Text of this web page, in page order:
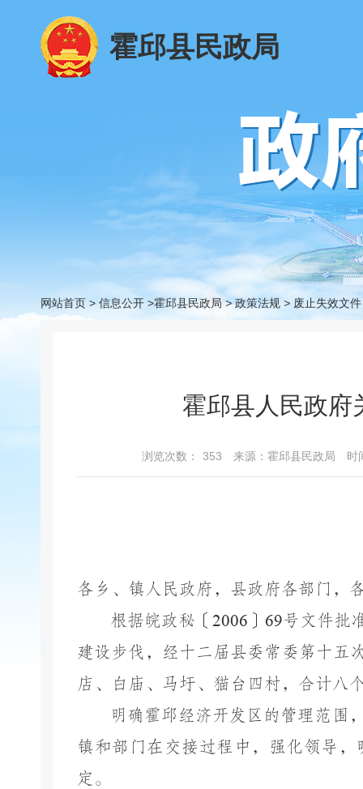
霍邱县民政局
网站首页 > 信息公开 >霍邱县民政局> 政策法规 > 废止失效文件
霍邱县人民政府
浏览次数： 353 来源：霍邱县民政局 时
各乡、镇人民政府，县政府各部门，
根据皖政秘 〔 2006 〕 69号文件批
建设步伐，经十二届县委常委第十五
店、白庙、马圩、猫台四村，合计八
明确霍邱经济开发区的管理范围
镇和部门在交接过程中，强化领导
定。